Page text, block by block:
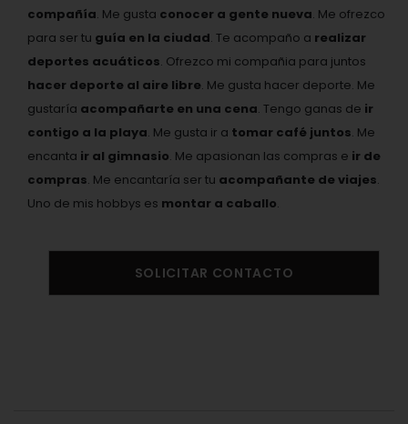
compañía. Me gusta conocer a gente nueva. Me ofrezco
para ser tu guía en la ciudad. Te acompaño a realizar
deportes acuáticos. Ofrezco mi compañia para juntos
hacer deporte al aire libre. Me gusta hacer deporte. Me
gustaría acompañarte en una cena. Tengo ganas de ir
contigo a la playa. Me gusta ir a tomar café juntos. Me
encanta ir al gimnasio. Me apasionan las compras e ir de
compras. Me encantaría ser tu acompañante de viajes.
Uno de mis hobbys es montar a caballo.
SOLICITAR CONTACTO